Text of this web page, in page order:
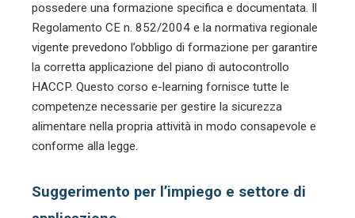
possedere una formazione specifica e documentata. Il
Regolamento CE n. 852/2004 e la normativa regionale
vigente prevedono l’obbligo di formazione per garantire
la corretta applicazione del piano di autocontrollo
HACCP. Questo corso e-learning fornisce tutte le
competenze necessarie per gestire la sicurezza
alimentare nella propria attività in modo consapevole e
conforme alla legge.
Suggerimento per l’impiego e settore di